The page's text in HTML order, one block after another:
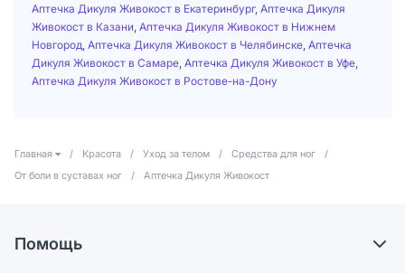
Аптечка Дикуля Живокост в Екатеринбург, Аптечка Дикуля
Живокост в Казани Аптечка Дикуля Живокост в Нижнем
Новгород Аптечка Дикуля Живокост в Челябинске Аптечка
Дикуля Живокост в Самаре Аптечка Дикуля Живокост в Уфе
Аптечка Дикуля Живокост в Ростове-на-Дону
Главная / Красота / Уход за телом / Средства для ног
/
От боли в суставах ног
/ Аптечка Дикуля Живокост
Помощь